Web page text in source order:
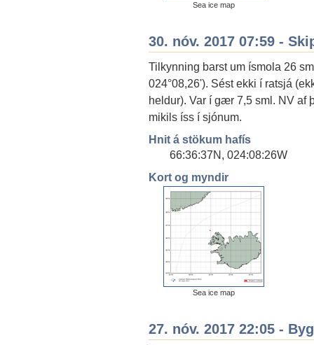
Sea ice map
30. nóv. 2017 07:59 -
Tilkynning barst um ísmola 26
024°08,26'). Sést ekki í ratsjá
heldur). Var í gær 7,5 sml. NV af
mikils íss í sjónum.
Hnit á stökum hafís
66:36:37N, 024:08:26W
Kort og myndir
Sea ice map
27. nóv. 2017 22:05 -